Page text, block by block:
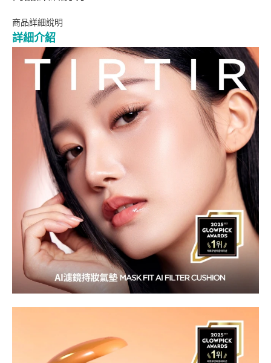
商品詳細說明
詳細介紹